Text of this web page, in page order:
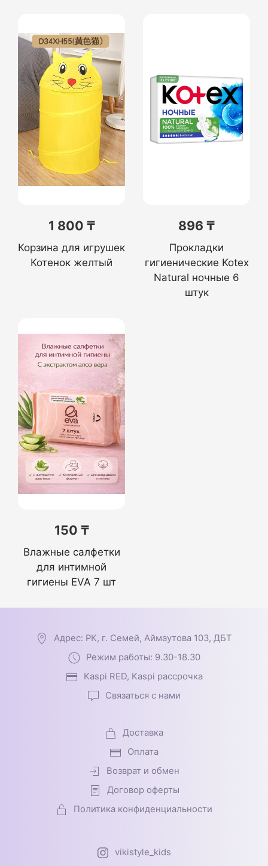
1 800 ₸
Корзина для игрушек
Котенок желтый
896 ₸
Прокладки
гигиенические Kotex
Natural ночные 6
штук
150 ₸
Влажные салфетки
для интимной
гигиены EVA 7 шт
Адрес: РК, г. Семей, Аймаутова 103, ДБТ
Режим работы: 9.30-18.30
Kaspi RED, Kaspi рассрочка
Связаться с нами
Доставка
Оплата
Возврат и обмен
Договор оферты
Политика конфиденциальности
vikistyle_kids